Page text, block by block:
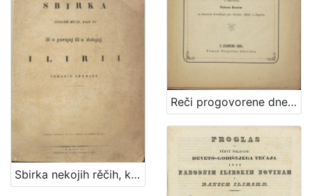
Sbirka nekojih rěčih, koje su ili u gornjoj ili u dolnjoj Ilirii pomanje poznane / Redaktor, i V.: Dr. Ljudevit Gay
Reči progovorene dne 15-a svibnja godine 1868 prilikom zasnovanja narodne glumnice u Pragu / složene Franom Kurelcem a izgovorene Petrom Branim na koncertu hrvatskoga pev. družtva